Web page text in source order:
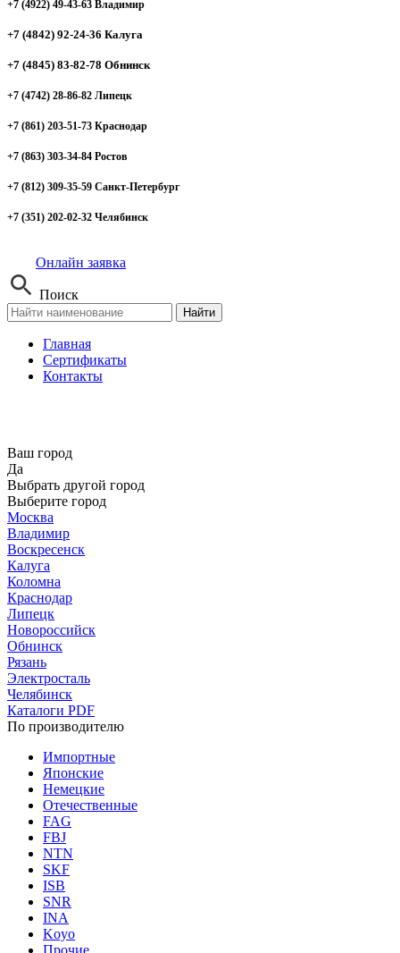
+7 (4922) 49-43-63 Владимир
+7 (4842) 92-24-36 Калуга
+7 (4845) 83-82-78 Обнинск
+7 (4742) 28-86-82 Липецк
+7 (861) 203-51-73 Краснодар
+7 (863) 303-34-84 Ростов
+7 (812) 309-35-59 Санкт-Петербург
+7 (351) 202-02-32 Челябинск
Онлайн заявка
Поиск
Найти
Главная
Сертификаты
Контакты
Ваш город
Да
Выбрать другой город
Выберите город
Москва
Владимир
Воскресенск
Калуга
Коломна
Краснодар
Липецк
Новороссийск
Обнинск
Рязань
Электросталь
Челябинск
Каталоги PDF
По производителю
Импортные
Японские
Немецкие
Отечественные
FAG
FBJ
NTN
SKF
ISB
SNR
INA
Koyo
Прочие